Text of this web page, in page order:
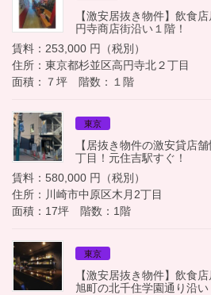
【激安居抜き物件】飲食
円寺商店街沿い１階！
賃料：253,000 円（税別）
住所：東京都杉並区高円寺北２丁目
面積：７坪 階数：１階
東京
【居抜き物件の激安貸店
丁目！元住吉駅すぐ！
賃料：580,000 円（税別）
住所：川崎市中原区木月2丁目
面積：17坪 階数：1階
東京
【激安居抜き物件】飲食
旭町の北千住学園通り沿い